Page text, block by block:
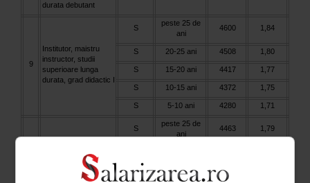
durata debutant
9
Institutor, maistru
instructor, studii
superioare lunga
durata, grad didactic I
S
peste 25 de
ani
4600 1,84
S 20-25 ani 4508 1,80
S 15-20 ani 4417 1,77
S 10-15 ani 4372 1,75
S 5-10 ani 4280 1,71
Institutor, maistru
instructor, studii
superioare lunga
S
peste 25 de
ani
4463 1,79
S 15-20 ani 4326